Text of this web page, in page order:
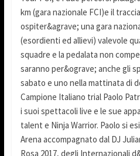
km (gara nazionale FCI)e il
ospiter&agrave; una gara
(esordienti ed allievi) valevole
squadre e la pedalata non
saranno per&ograve; anche gli
sabato e uno nella mattinata di
Campione Italiano trial Paolo
i suoi spettacoli live e le sue
talent e Ninja Warrior. Paolo si
Arena accompagnato dal DJ
Rosa 2017, degli Internazionali